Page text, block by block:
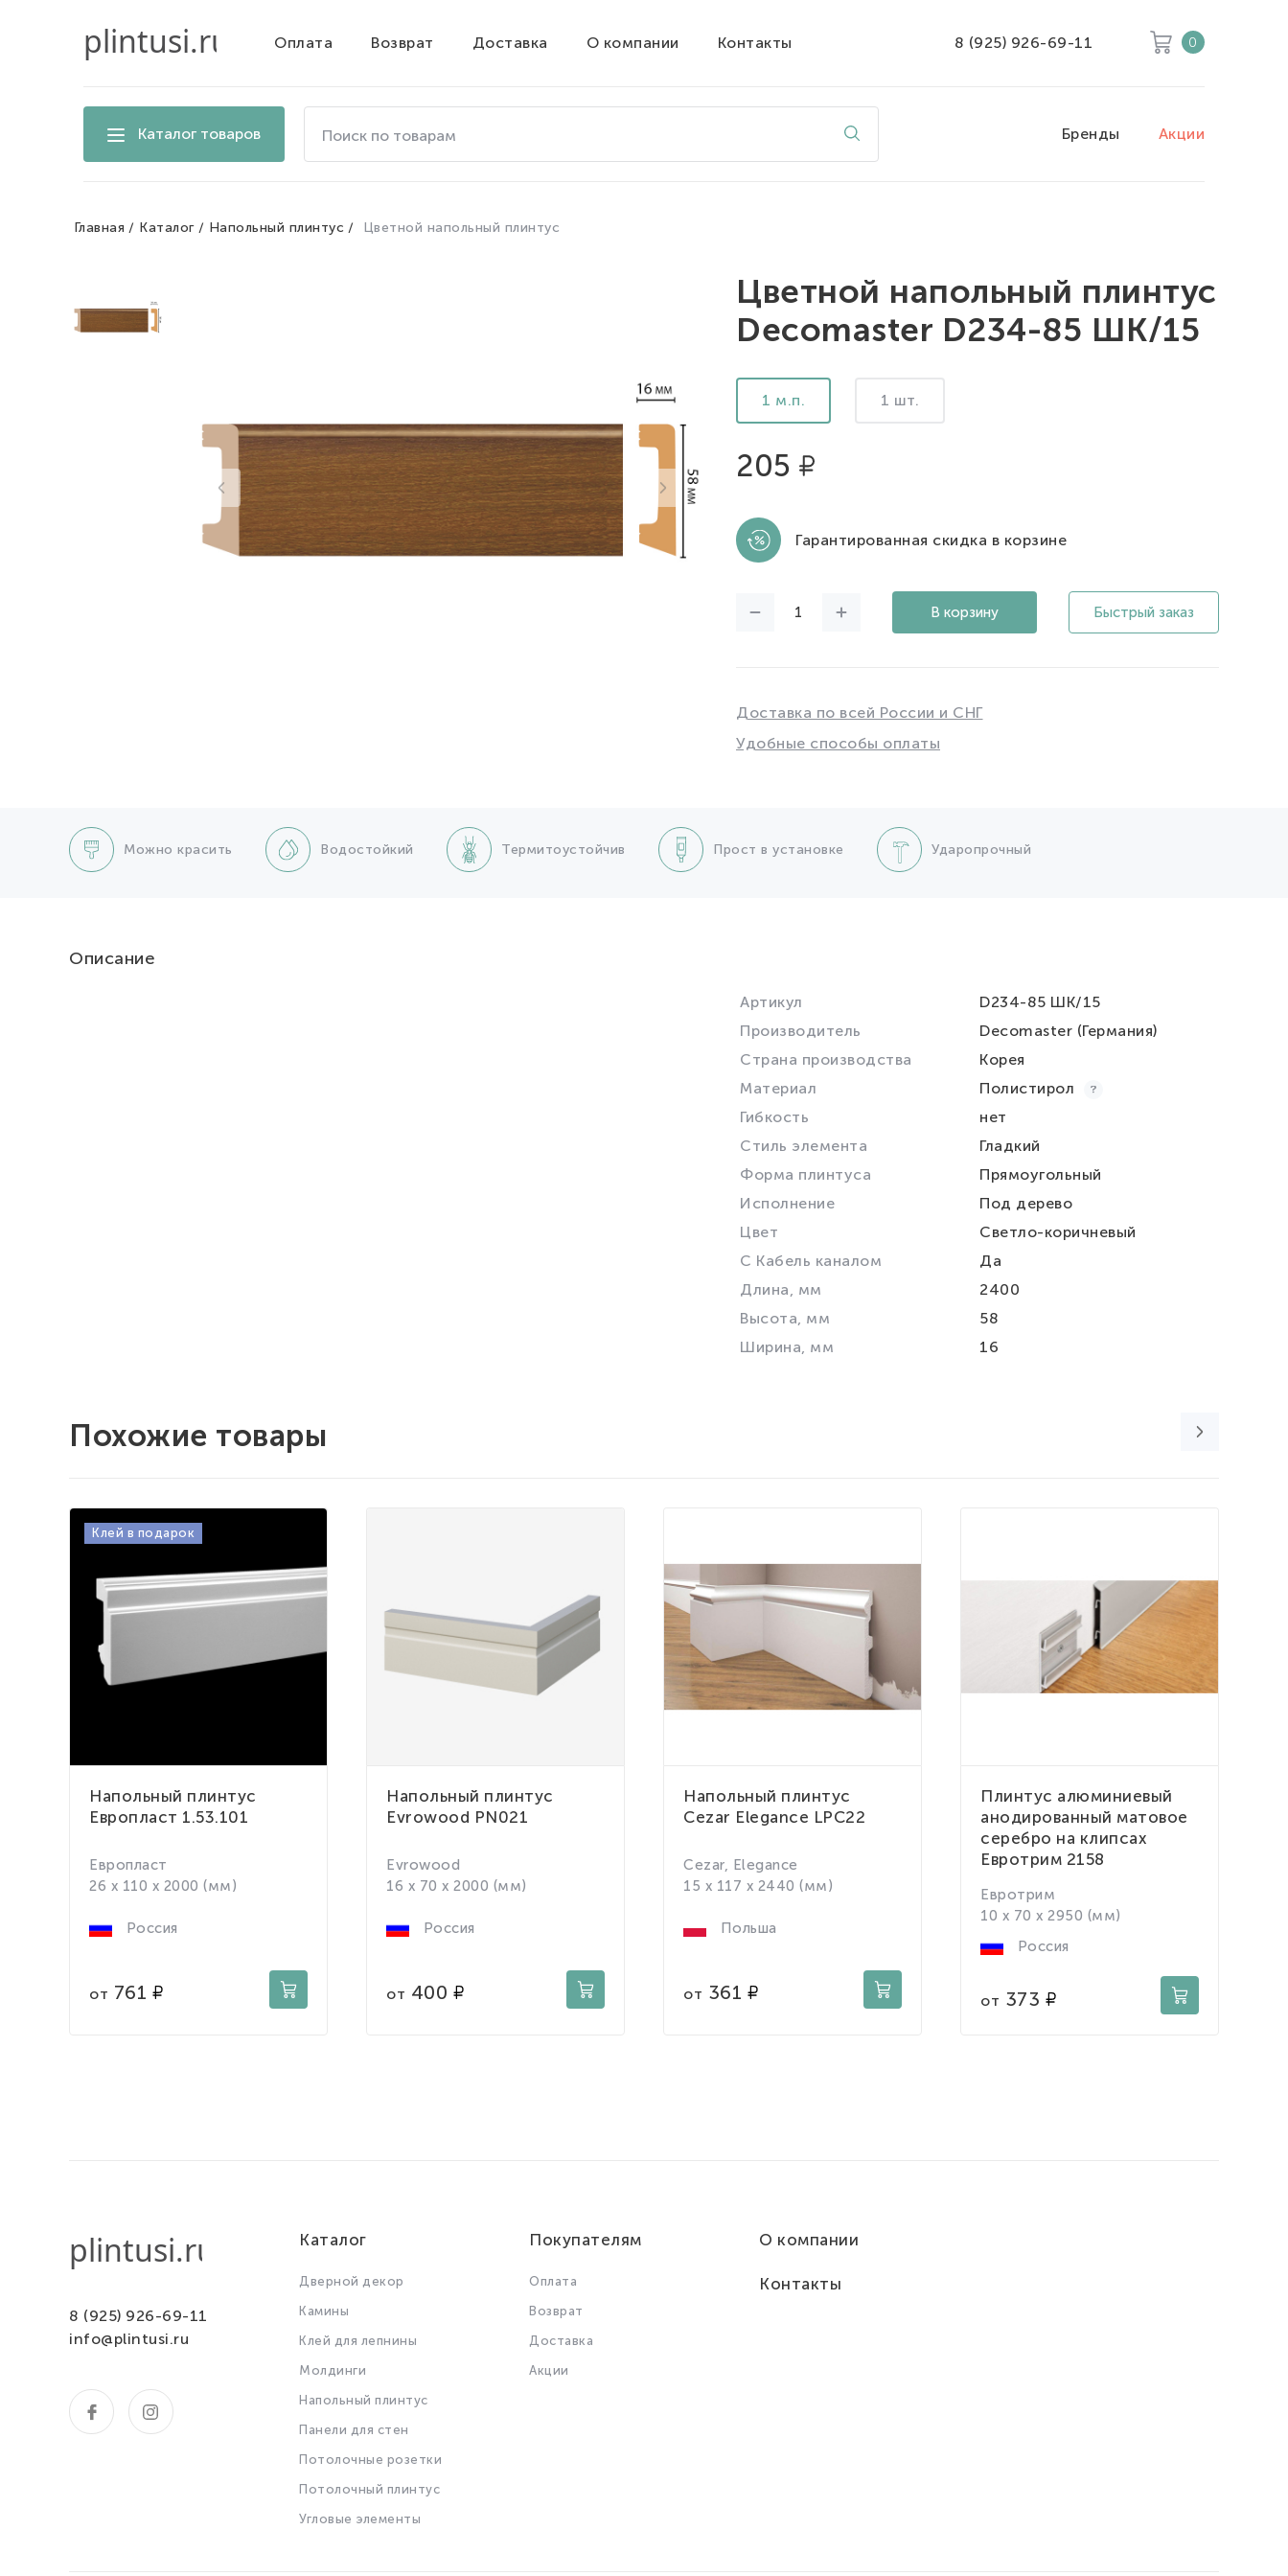
Оплата Возврат Доставка О компании Контакты 8 (925) 926-69-11 0
Каталог товаров
товарам
Бренды Акции
Главная Каталог Напольный плинтус Цветной напольный плинтус
Цветной напольный плинтус
Decomaster D234-85 ШК/15
1 м.п. 1 шт.
205
Гарантированная скидка в корзине
В корзину Быстрый заказ
Доставка по всей России и СНГ
Удобные способы оплаты
Можно красить Водостойкий Термитоустойчив Прост в установке Ударопрочный
Описание
Артикул
D234-85 ШК/15
Производитель
Decomaster (Германия)
Страна производства
Корея
Материал
Полистирол
Гибкость
нет
Стиль элемента
Гладкий
Форма плинтуса
Прямоугольный
Исполнение
Под дерево
Цвет
Светло-коричневый
С Кабель каналом
Да
Длина, мм
2400
Высота, мм
58
Ширина, мм
16
Похожие товары
Клей в подарок
Напольный плинтус
Европласт 1.53.101
Европласт
26 x 110 x 2000 (мм)
Россия
от 761
Напольный плинтус
Evrowood PN021
Evrowood
16 x 70 x 2000 (мм)
Россия
от 400
Напольный плинтус
Cezar Elegance LPC22
Cezar, Elegance
15 x 117 x 2440 (мм)
Польша
от 361
Плинтус алюминиевый
анодированный матовое
серебро на клипсах
Евротрим 2158
Евротрим
10 x 70 x 2950 (мм)
Россия
от 373
8 (925) 926-69-11
info@plintusi.ru
Каталог
Дверной декор
Камины
Клей для лепнины
Молдинги
Напольный плинтус
Панели для стен
Потолочные розетки
Потолочный плинтус
Угловые элементы
Покупателям
Оплата
Возврат
Доставка
Акции
О компании
Контакты